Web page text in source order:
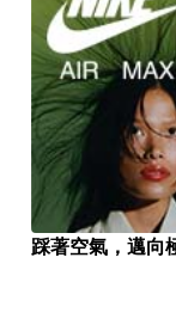
踩著空氣，邁向